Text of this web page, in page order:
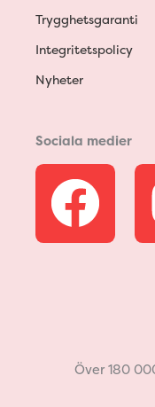
Trygghetsgaranti
Integritetspolicy
Nyheter
Sociala medier
F
a
b
Över 180